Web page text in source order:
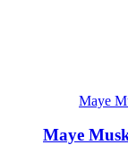
Maye
Maye